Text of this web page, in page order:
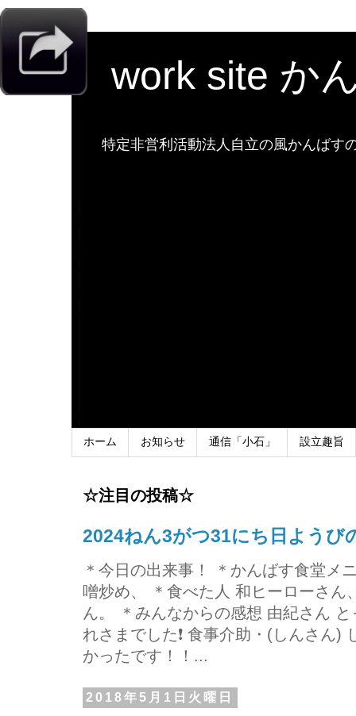
work site か
特定非営利活動法人自立の風かんばす
ホーム お知らせ 通信「小石」 設立趣旨
☆注目の投稿☆
2024ねん3がつ31にち日ようび
＊今日の出来事！ ＊かんばす食堂メ
噌炒め、 ＊食べた人 和ヒーローさん
ん。 ＊みんなからの感想 由紀さん
れさまでした❗ 食事介助・(しんさん)
かったです！！...
2018年5月1日火曜日